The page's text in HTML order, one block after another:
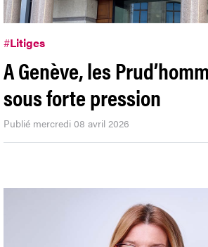
#Litiges
A Genève, les
sous forte pression
Publié mercredi 08 avril 2026